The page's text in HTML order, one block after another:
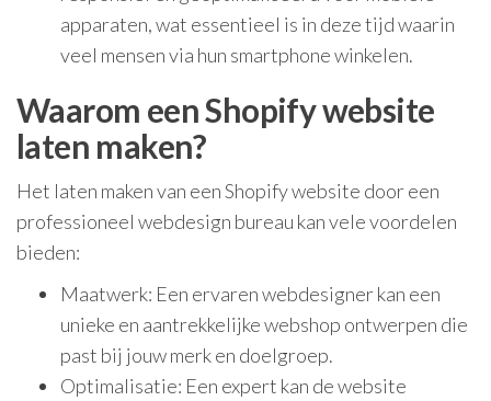
apparaten, wat essentieel is in deze tijd waarin
veel mensen via hun smartphone winkelen.
Waarom een Shopify website
laten maken?
Het laten maken van een Shopify website door een
professioneel webdesign bureau kan vele voordelen
bieden:
Maatwerk: Een ervaren webdesigner kan een
unieke en aantrekkelijke webshop ontwerpen die
past bij jouw merk en doelgroep.
Optimalisatie: Een expert kan de website